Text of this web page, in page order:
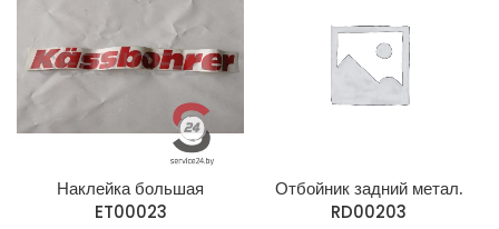
Наклейка большая
ET00023
Отбойник задний метал.
RD00203